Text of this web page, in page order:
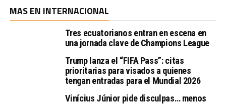
MAS EN INTERNACIONAL
Tres ecuatorianos entran en escena en
una jornada clave de Champions League
Trump lanza el “FIFA Pass”: citas
prioritarias para visados a quienes
tengan entradas para el Mundial 2026
Vinícius Júnior pide disculpas… menos